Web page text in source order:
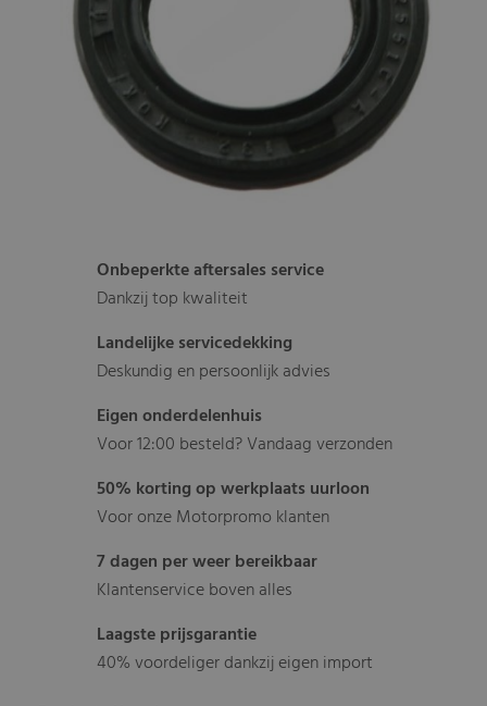
Onbeperkte aftersales service
Dankzij top kwaliteit
Landelijke servicedekking
Deskundig en persoonlijk advies
Eigen onderdelenhuis
Voor 12:00 besteld? Vandaag verzonden
50% korting op werkplaats uurloon
Voor onze Motorpromo klanten
7 dagen per weer bereikbaar
Klantenservice boven alles
Laagste prijsgarantie
40% voordeliger dankzij eigen import